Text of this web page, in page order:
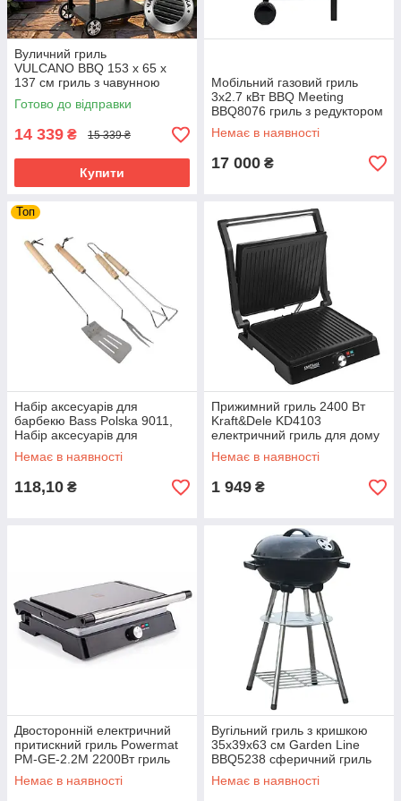
Вуличний гриль
VULCANO BBQ 153 x 65 х
137 см гриль з чавунною
решіткою гриль на колесах
гриль для дому
Готово до відправки
14 339 ₴ 15 339 ₴
Купити
Мобільний газовий гриль
3х2.7 кВт BBQ Meeting
BBQ8076 гриль з редуктором
гриль на газу з трьома
конфорками пересувний
Немає в наявності
17 000 ₴
Топ
Набір аксесуарів для
барбекю Bass Polska 9011,
Набір аксесуарів для
барбекю, Набір для гриля
Немає в наявності
118,10 ₴
Прижимний гриль 2400 Вт
Kraft&Dele KD4103
електричний гриль для дому
та дачі
Немає в наявності
1 949 ₴
Двосторонній електричний
притискний гриль Powermat
PM-GE-2.2M 2200Вт гриль
для м'яса і тостів
Немає в наявності
Вугільний гриль з кришкою
35x39x63 см Garden Line
BBQ5238 сферичний гриль
для пікніка барбекю для
кемпінгу
Немає в наявності